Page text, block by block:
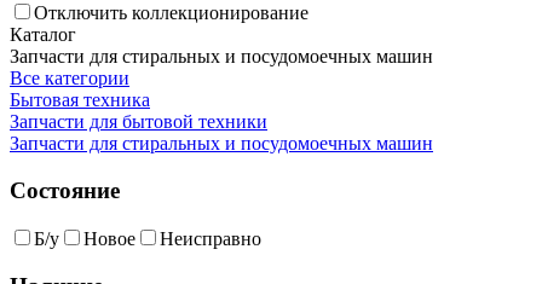
Отключить коллекционирование
Каталог
Запчасти для стиральных и посудомоечных машин
Все категории
Бытовая техника
Запчасти для бытовой техники
Запчасти для стиральных и посудомоечных машин
Состояние
Б/у Новое Неисправно